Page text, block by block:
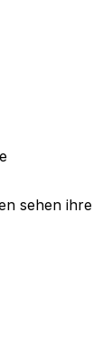
sehen ihre